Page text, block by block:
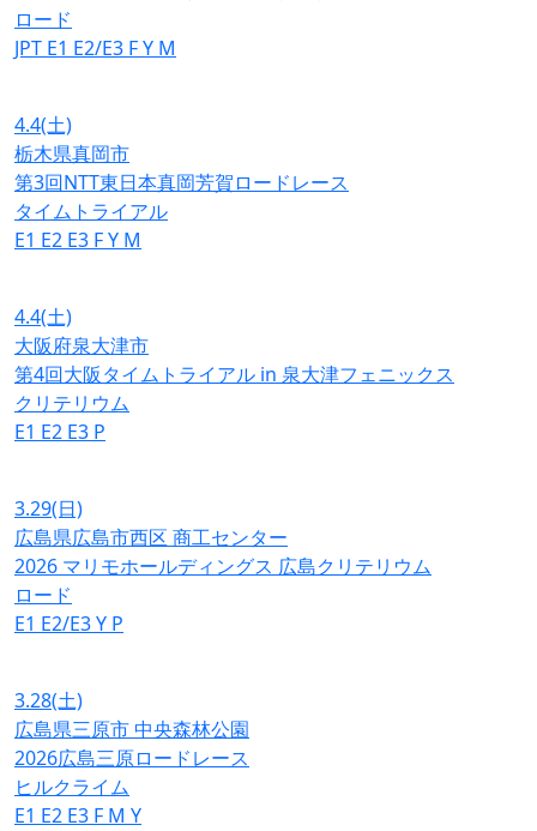
ロード
JPT E1 E2/E3 FY M
4.4(土)
栃木県真岡市
第3回NTT東日本真岡芳賀ロードレース
タイムトライアル
E1 E2 E3 FY M
4.4(土)
大阪府泉大津市
第4回大阪タイムトライアル in 泉大津フェニックス
クリテリウム
E1 E2 E3 P
3.29(日)
広島県広島市西区 商工センター
2026 マリモホールディングス 広島クリテリウム
ロード
E1 E2/E3Y P
3.28(土)
広島県三原市 中央森林公園
2026広島三原ロードレース
ヒルクライム
E1 E2 E3 F M Y